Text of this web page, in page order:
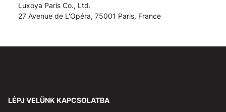
Luxoya Paris Co., Ltd.
27 Avenue de L'Opéra, 75001 Paris, France
LÉPJ VELÜNK KAPCSOLATBA